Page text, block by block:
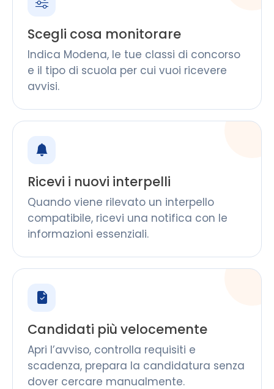
Scegli cosa monitorare
Indica Modena, le tue classi di concorso
e il tipo di scuola per cui vuoi ricevere
avvisi.
Ricevi i nuovi interpelli
Quando viene rilevato un interpello
compatibile, ricevi una notifica con le
informazioni essenziali.
Candidati più velocemente
Apri l’avviso, controlla requisiti e
scadenza, prepara la candidatura senza
dover cercare manualmente.